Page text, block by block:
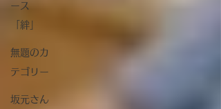
ース
「絆」
無題のカ
テゴリー
坂元さん